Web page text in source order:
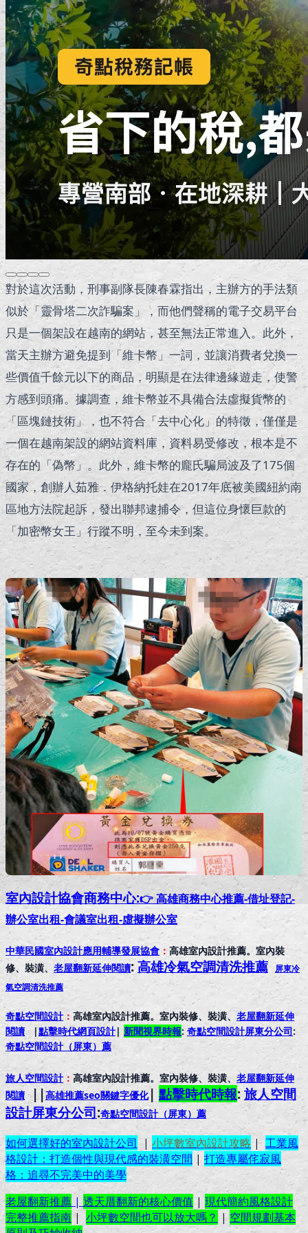
對於這次活動，刑事副隊長陳春霖指出，主辦方的手法類
似於「靈骨塔二次詐騙案」，而他們聲稱的電子交易平台
只是一個架設在越南的網站，甚至無法正常進入。此外，
當天主辦方避免提到「維卡幣」一詞，並讓消費者兌換一
些價值千餘元以下的商品，明顯是在法律邊緣遊走，使警
方感到頭痛。據調查，維卡幣並不具備合法虛擬貨幣的
「區塊鏈技術」，也不符合「去中心化」的特徵，僅僅是
一個在越南架設的網站資料庫，資料易受修改，根本是不
存在的「偽幣」。此外，維卡幣的龐氏騙局波及了175個
國家，創辦人茹雅．伊格納托娃在2017年底被美國紐約南
區地方法院起訴，發出聯邦逮捕令，但這位身懷巨款的
「加密幣女王」行蹤不明，至今未到案。
室內設計協會商務中心:👉 高雄商務中心推薦-借址登記-
辦公室出租-會議室出租-虛擬辦公室
中華民國室內設計應用輔導發展協會 ： 高雄室內設計推薦。室內裝
修、裝潢、 老屋翻新延伸閱讀: 高雄冷氣空調清洗推薦
屏東冷
氣空調清洗推薦
奇點空間設計：高雄室內設計推薦。室內裝修、裝潢、 老屋翻新延伸
閱讀 |點擊時代網頁設計| 新聞視界時報: 奇點空間設計屏東分公司:
奇點空間設計（屏東） 薦
旅人空間設計： 高雄室內設計推薦。室內裝修、裝潢、 老屋翻新延伸
閱讀||高雄推薦seo關鍵字優化| 點擊時代時報: 旅人空間
設計屏東分公司:奇點空間設計（屏東） 薦
如何選擇好的室內設計公司| 小坪數室內設計攻略 | 工業風
格設計：打造個性與現代感的裝潢空間 | 打造專屬侘寂風
格：追尋不完美中的美學
老屋翻新推薦 | 透天厝翻新的核心價值 | 現代簡約風格設計
完整推薦指南| 小坪數空間也可以放大嗎？ | 空間規劃基本